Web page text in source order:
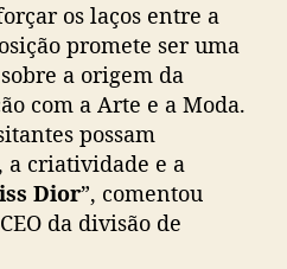
D
i
l
r
a
b
a
D
i
12, 2025
os laços entre a
promete ser uma
a origem da
com a Arte e a Moda.
possam
a criatividade e a
Dior”, comentou
da divisão de